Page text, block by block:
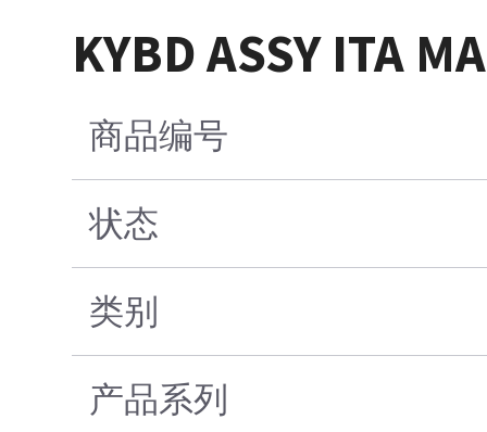
KYBD ASSY ITA
商品编号
状态
类别
产品系列